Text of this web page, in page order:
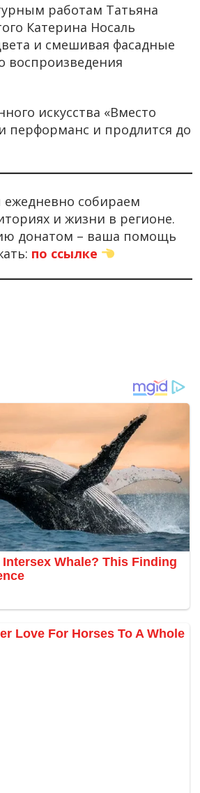
работам Татьяна
Катерина Носаль
и смешивая фасадные
воспроизведения
искусства «Вместо
перформанс и продлится до
собираем
и жизни в регионе.
донатом – ваша помощь
по ссылке